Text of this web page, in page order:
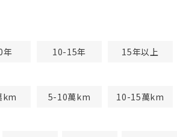
年 10-15年
15年以上
km 5-10萬km
10-15萬km